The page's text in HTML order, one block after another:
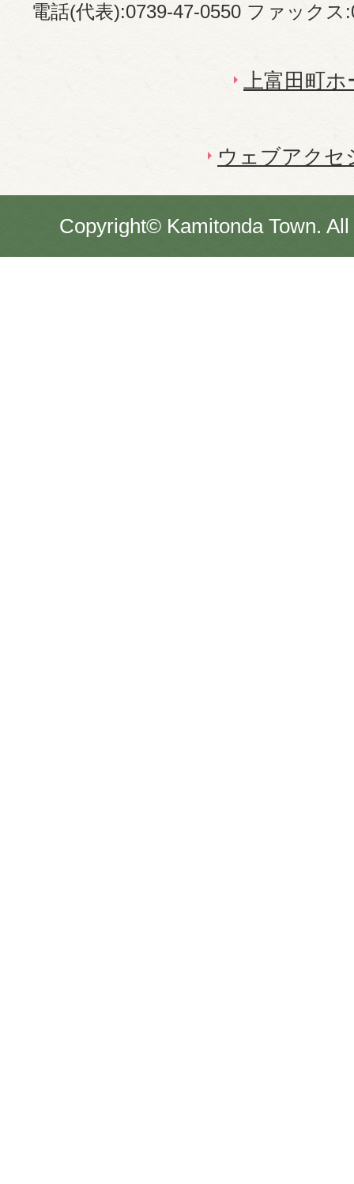
電話(代表):0739-47-0550 ファックス
上富田町
ウェブアクセ
Copyright© Kamitonda Town.